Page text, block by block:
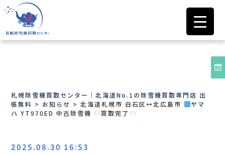
札幌除雪機買取センター｜北海道No.1の除雪機買取専門店 出
張無料 > お知らせ >北海道札幌市 白石区↔️北広島市
ヤマ
ハ YT970ED 中古除雪機
買取完了
2025.08.30 16:53